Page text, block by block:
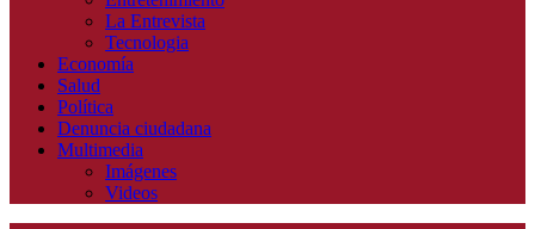
La Entrevista
Tecnologia
Economía
Salud
Política
Denuncia ciudadana
Multimedia
Imágenes
Videos